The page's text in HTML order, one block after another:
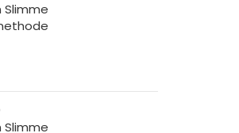
Slimme
Slimme